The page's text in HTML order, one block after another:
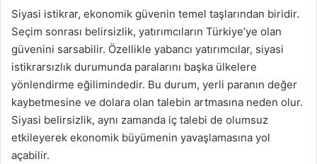
Siyasi istikrar, ekonomik güvenin temel taşlarından biridir.
Seçim sonrası belirsizlik, yatırımcıların Türkiye’ye olan
güvenini sarsabilir. Özellikle yabancı yatırımcılar, siyasi
istikrarsızlık durumunda paralarını başka ülkelere
yönlendirme eğilimindedir. Bu durum, yerli paranın değer
kaybetmesine ve dolara olan talebin artmasına neden olur.
Siyasi belirsizlik, aynı zamanda iç talebi de olumsuz
etkileyerek ekonomik büyümenin yavaşlamasına yol
açabilir.